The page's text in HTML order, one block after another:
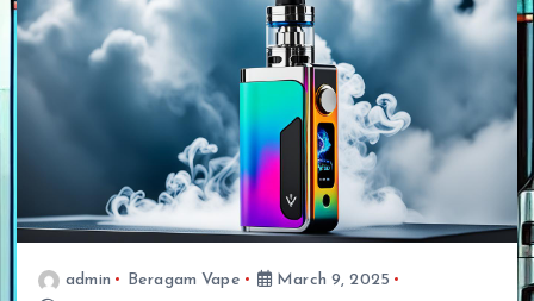
admin Beragam Vape
March 9, 2025